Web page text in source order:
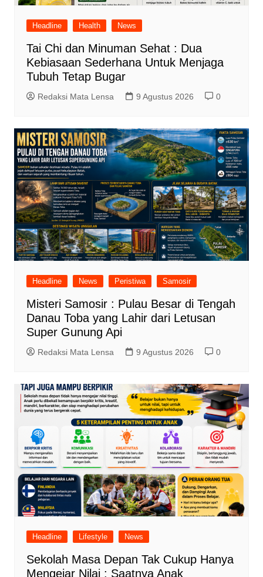
Headline Health News
Tai Chi dan Minuman Sehat : Dua
Kebiasaan Sederhana Untuk Menjaga
Tubuh Tetap Bugar
Redaksi Mata Lensa 9 Agustus 2026 0
Headline News Peristiwa Samosir
Misteri Samosir : Pulau Besar di Tengah
Danau Toba yang Lahir dari Letusan
Super Gunung Api
Redaksi Mata Lensa 9 Agustus 2026 0
Headline Lifestyle News
Sekolah Masa Depan Tak Cukup Hanya
Mengejar Nilai : Saatnya Anak